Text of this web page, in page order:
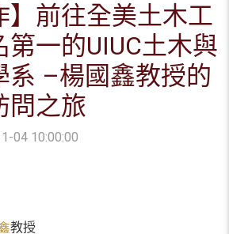
】前往全美土木工
一的UIUC土木與
系 –楊國鑫教授的
問之旅
04 10:00:00
教授